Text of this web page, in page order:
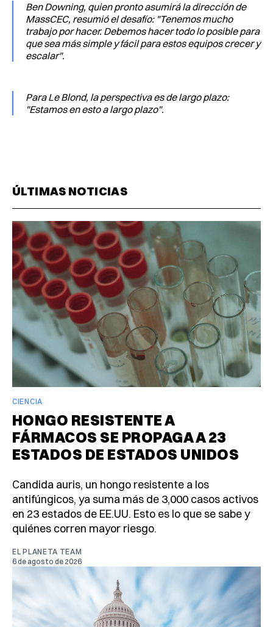
Ben Downing, quien pronto asumirá la dirección de
MassCEC, resumió el desafío: "Tenemos mucho
trabajo por hacer. Debemos hacer todo lo posible para
que sea más simple y fácil para estos equipos crecer y
escalar".
Para Le Blond, la perspectiva es de largo plazo:
"Estamos en esto a largo plazo".
ÚLTIMAS NOTICIAS
CIENCIA
HONGO RESISTENTE A
FÁRMACOS SE PROPAGA A 23
ESTADOS DE ESTADOS UNIDOS
Candida auris, un hongo resistente a los
antifúngicos, ya suma más de 3,000 casos activos
en 23 estados de EE.UU. Esto es lo que se sabe y
quiénes corren mayor riesgo.
EL PLANETA TEAM
6 de agosto de 2026